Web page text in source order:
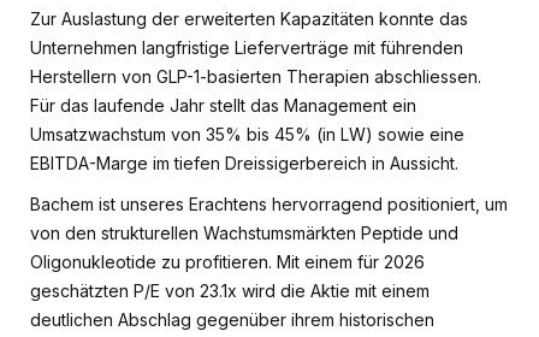
Zur Auslastung der erweiterten Kapazitäten konnte das
Unternehmen langfristige Lieferverträge mit führenden
Herstellern von GLP-1-basierten Therapien abschliessen.
Für das laufende Jahr stellt das Management ein
Umsatzwachstum von 35% bis 45% (in LW) sowie eine
EBITDA-Marge im tiefen Dreissigerbereich in Aussicht.
Bachem ist unseres Erachtens hervorragend positioniert, um
von den strukturellen Wachstumsmärkten Peptide und
Oligonukleotide zu profitieren. Mit einem für 2026
geschätzten P/E von 23.1x wird die Aktie mit einem
deutlichen Abschlag gegenüber ihrem historischen